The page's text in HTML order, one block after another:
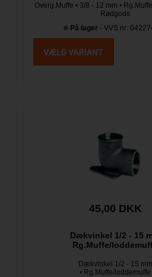
Overg.Muffe • 3/8 - 12 mm •
Rødgods
På lager - VVS nr:
45,00 DKK
Dækvinkel 1/2 - 15
Rg.Muffe/
Dækvinkel 1/2 - 15 mm
• Rg.Muffe/loddemuffe